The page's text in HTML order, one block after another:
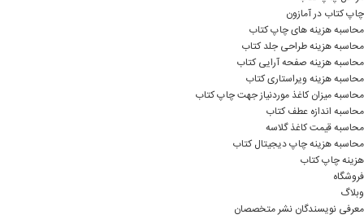
چاپ کتاب در آمازون
محاسبه هزینه های چاپ کتاب
محاسبه هزینه طراحی جلد کتاب
محاسبه هزینه صفحه آرایی کتاب
محاسبه هزینه ویراستاری کتاب
محاسبه میزان کاغذ موردنیاز جهت چاپ کتاب
محاسبه اندازه عطف کتاب
محاسبه قیمت کاغذ گلاسه
محاسبه هزینه چاپ دیجیتال کتاب
هزینه چاپ کتاب
فروشگاه
وبلاگ
معرفی نویسندگان نشر متخصصان